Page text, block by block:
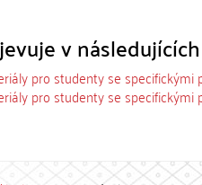
v
pro studenty se specifickými
pro studenty se specifickými